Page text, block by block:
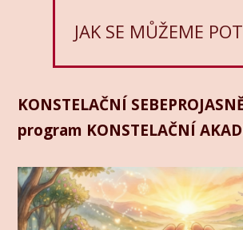
JAK SE MŮŽEME
KONSTELAČNÍ
program KONSTELAČNÍ